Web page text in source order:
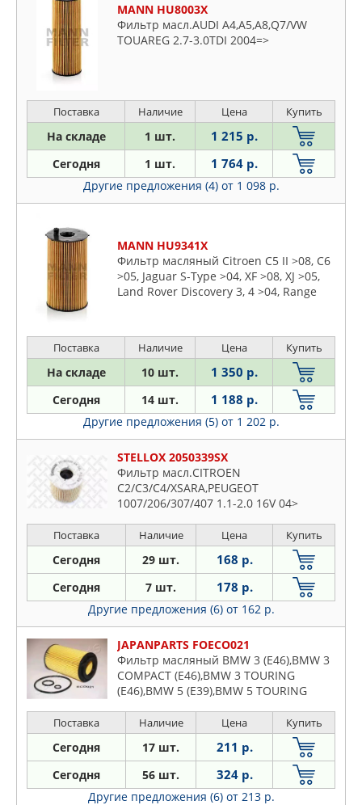
MANN HU8003X
Фильтр масл.AUDI A4,A5,A8,Q7/VW
TOUAREG 2.7-3.0TDI 2004=>
Поставка Наличие Цена Купить
На складе 1 шт. 1 215 р.
Сегодня 1 шт. 1 764 р.
Другие предложения (4) от 1 098 р.
MANN HU9341X
Фильтр масляный Citroen C5 II >08, C6
>05, Jaguar S-Type >04, XF >08, XJ >05,
Land Rover Discovery 3, 4 >04, Range
Поставка Наличие Цена Купить
На складе 10 шт. 1 350 р.
Сегодня 14 шт. 1 188 р.
Другие предложения (5) от 1 202 р.
STELLOX 2050339SX
Фильтр масл.CITROEN
C2/C3/C4/XSARA,PEUGEOT
1007/206/307/407 1.1-2.0 16V 04>
Поставка Наличие Цена Купить
Сегодня 29 шт. 168 р.
Сегодня 7 шт. 178 р.
Другие предложения (6) от 162 р.
JAPANPARTS FOECO021
Фильтр масляный BMW 3 (E46),BMW 3
COMPACT (E46),BMW 3 TOURING
(E46),BMW 5 (E39),BMW 5 TOURING
ACCORD VII (CL),HONDA ACCORD VII
Поставка Наличие Цена Купить
Сегодня 17 шт. 211 р.
Сегодня 56 шт. 324 р.
Другие предложения (6) от 213 р.